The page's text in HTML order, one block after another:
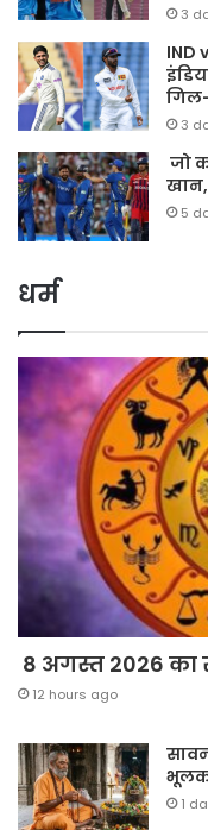
3
IND
3
जो
5
धर्म
8 अगस्त 2026 का
12 hours ago
1